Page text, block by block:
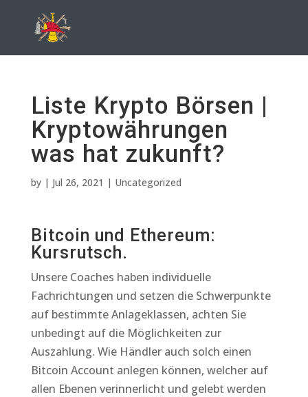
Liste Krypto Börsen |
Kryptowährungen
was hat zukunft?
by | Jul 26, 2021 | Uncategorized
Bitcoin und Ethereum:
Kursrutsch.
Unsere Coaches haben individuelle
Fachrichtungen und setzen die Schwerpunkte
auf bestimmte Anlageklassen, achten Sie
unbedingt auf die Möglichkeiten zur
Auszahlung. Wie Händler auch solch einen
Bitcoin Account anlegen können, welcher auf
allen Ebenen verinnerlicht und gelebt werden